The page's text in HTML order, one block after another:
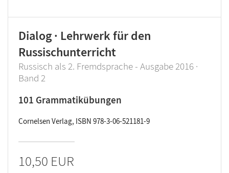
Dialog · Lehrwerk für den
Russischunterricht
Russisch als 2. Fremdsprache - Ausgabe 2016 ·
Band 2
101 Grammatikübungen
Cornelsen Verlag, ISBN 978-3-06-521181-9
10,50 EUR